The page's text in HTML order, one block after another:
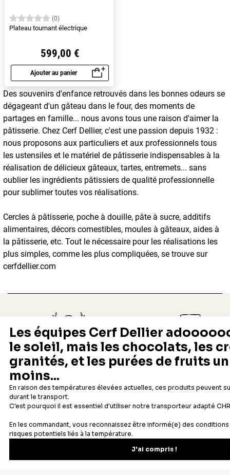
(0)
Plateau tournant électrique
599,00 €
Ajouter au panier
Aperçu rapide
Des souvenirs d'enfance retrouvés dans les bonnes odeurs se
dégageant d'un gâteau dans le four, des moments de
partages en famille... nous avons tous une raison d'aimer la
pâtisserie. Chez Cerf Dellier, c'est une passion depuis 1932 :
nous proposons aux particuliers et aux professionnels tous
les ustensiles et le matériel de pâtisserie indispensables à la
réalisation de délicieux gâteaux, tartes, entremets... sans
oublier les ingrédients pâtissiers de qualité professionnelle
pour sublimer toutes vos réalisations.
Cercles à pâtisserie, poche à douille, pâte à sucre, additifs
alimentaires, décors comestibles, moules à gâteaux, aides à
la pâtisserie, etc. Tout le nécessaire pour les réalisations les
plus simples, comme les plus compliquées, se trouve sur
cerfdellier.com
Depuis 1932
Fabricant français reconnu
Livraison rapide 24/48h
Offerte dès 69 € en point
Newsletter
Recevez les recettes, astuces et offres spéciales.